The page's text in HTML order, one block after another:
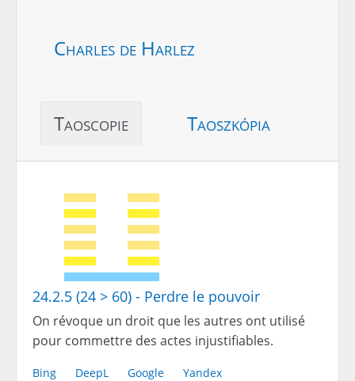
Charles de Harlez
Taoscopie Taoszkópia
24.2.5 (24 > 60) - Perdre le pouvoir
On révoque un droit que les autres ont utilisé
pour commettre des actes injustifiables.
Bing DeepL Google Yandex